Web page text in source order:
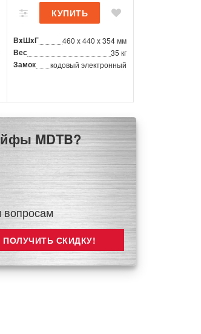
ВxШxГ 460 x 440 x 354 мм
Вес 35 кг
Замок кодовый электронный
MDTB?
вопросам